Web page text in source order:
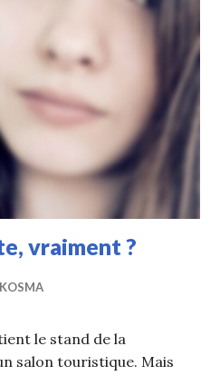
vraiment ?
le stand de la
salon touristique. Mais